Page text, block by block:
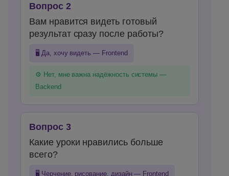
Вопрос 2
Вам нравится видеть готовый
результат сразу после работы?
🖥️ Да, хочу видеть — Frontend
⚙️ Нет, мне важна надёжность системы —
Backend
Вопрос 3
Какие уроки нравились больше
всего?
🖥️ Черчение, рисование, дизайн — Frontend